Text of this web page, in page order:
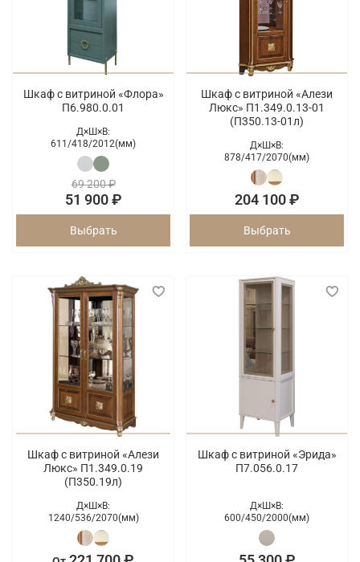
Шкаф с витриной «Флора»
П6.980.0.01
Д×Ш×В:
611/418/2012(мм)
69 200 ₽
51 900 ₽
Выбрать
Шкаф с витриной «Алези
Люкс» П1.349.0.13-01
(П350.13-01л)
Д×Ш×В:
878/417/2070(мм)
204 100 ₽
Выбрать
Шкаф с витриной «Алези
Люкс» П1.349.0.19
(П350.19л)
Д×Ш×В:
1240/536/2070(мм)
Шкаф с витриной «Эрида»
П7.056.0.17
Д×Ш×В:
600/450/2000(мм)